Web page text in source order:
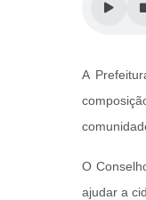
A
O
ajudar a